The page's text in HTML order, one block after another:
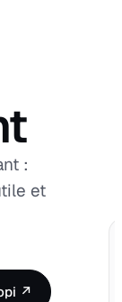
:
et
↗